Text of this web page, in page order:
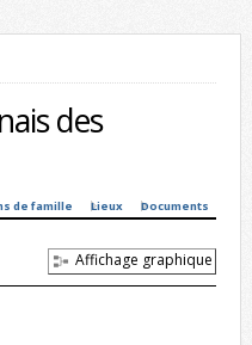
des
de famille Lieux Documents
Affichage graphique